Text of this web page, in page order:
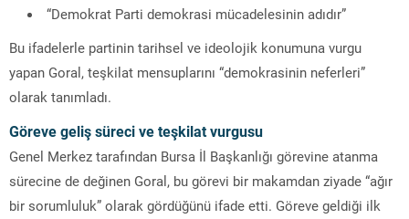
“Demokrat Parti demokrasi mücadelesinin adıdır”
Bu ifadelerle partinin tarihsel ve ideolojik konumuna vurgu
yapan Goral, teşkilat mensuplarını “demokrasinin neferleri”
olarak tanımladı.
Göreve geliş süreci ve teşkilat vurgusu
Genel Merkez tarafından Bursa İl Başkanlığı görevine atanma
sürecine de değinen Goral, bu görevi bir makamdan ziyade “ağır
bir sorumluluk” olarak gördüğünü ifade etti. Göreve geldiği ilk